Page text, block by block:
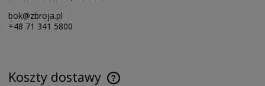
bok@zbroja.pl
+48 71 341 5800
Koszty dostawy